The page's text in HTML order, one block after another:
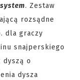
. Zestaw
rozsądne
dla graczy
snajperskiego
dyszą o
dysza